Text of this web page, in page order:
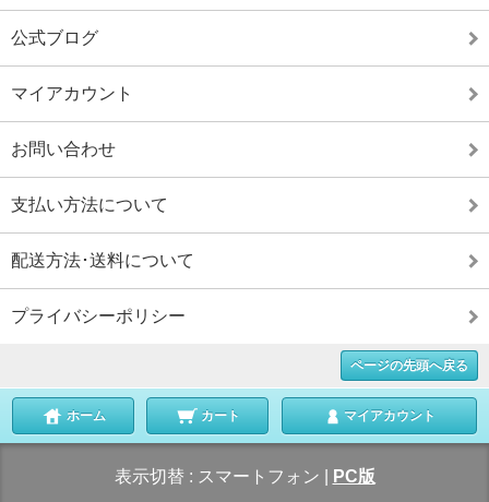
公式ブログ
マイアカウント
お問い合わせ
支払い方法について
配送方法･送料について
プライバシーポリシー
ページの先頭へ戻る
ホーム カート マイアカウント
表示切替 : スマートフォン PC版